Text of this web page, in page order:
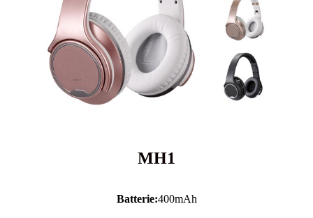
MH1
Batterie:400mAh